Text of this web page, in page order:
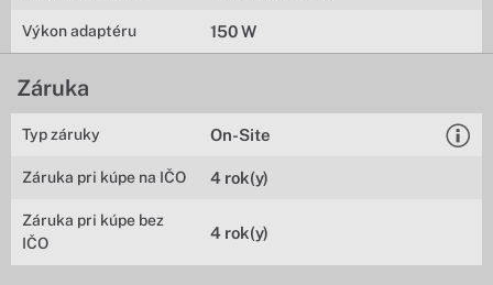
Výkon adaptéru 150 W
Záruka
Typ záruky On-Site
Záruka pri kúpe na IČO 4 rok(y)
Záruka pri kúpe bez
IČO
4 rok(y)